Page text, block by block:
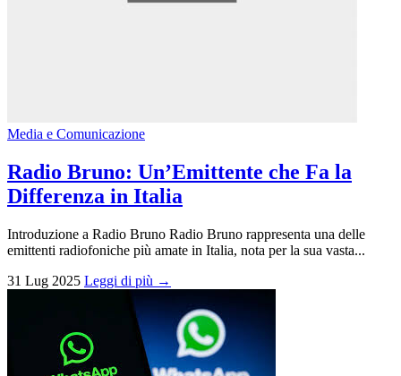
Media e Comunicazione
Radio Bruno: Un’Emittente che Fa la
Differenza in Italia
Introduzione a Radio Bruno Radio Bruno rappresenta una delle
emittenti radiofoniche più amate in Italia, nota per la sua vasta...
31 Lug 2025 Leggi di più →